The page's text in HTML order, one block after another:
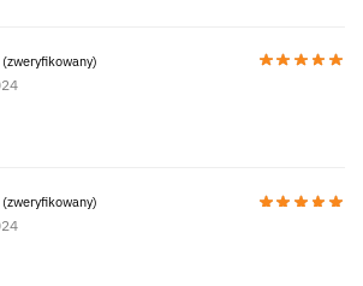
(zweryfikowany)
(zweryfikowany)